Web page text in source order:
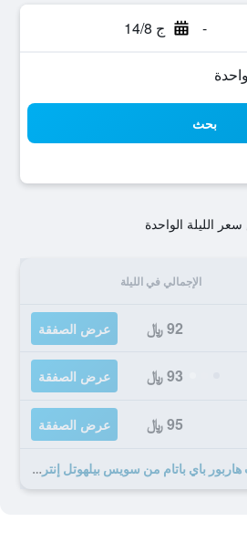
- ج 14/8
بحث
الليلة الواحدة
الإجمالي في الليلة
92 ﷼ عرض الصفقة
93 ﷼ عرض الصفقة
95 ﷼ عرض الصفقة
13 صفقة إضافية لـ زيست هاربور باي باتام من سويس بيلهوتل إنترناشونال